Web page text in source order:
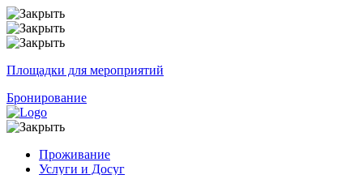
Площадки для мероприятий
Бронирование
Проживание
Услуги и Досуг